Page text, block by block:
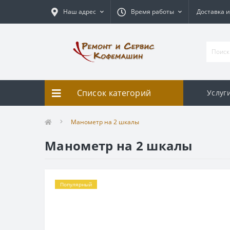
Наш адрес Время работы Доставка
Список категорий
Манометр на 2 шкалы
Манометр на 2 шкалы
Популярный